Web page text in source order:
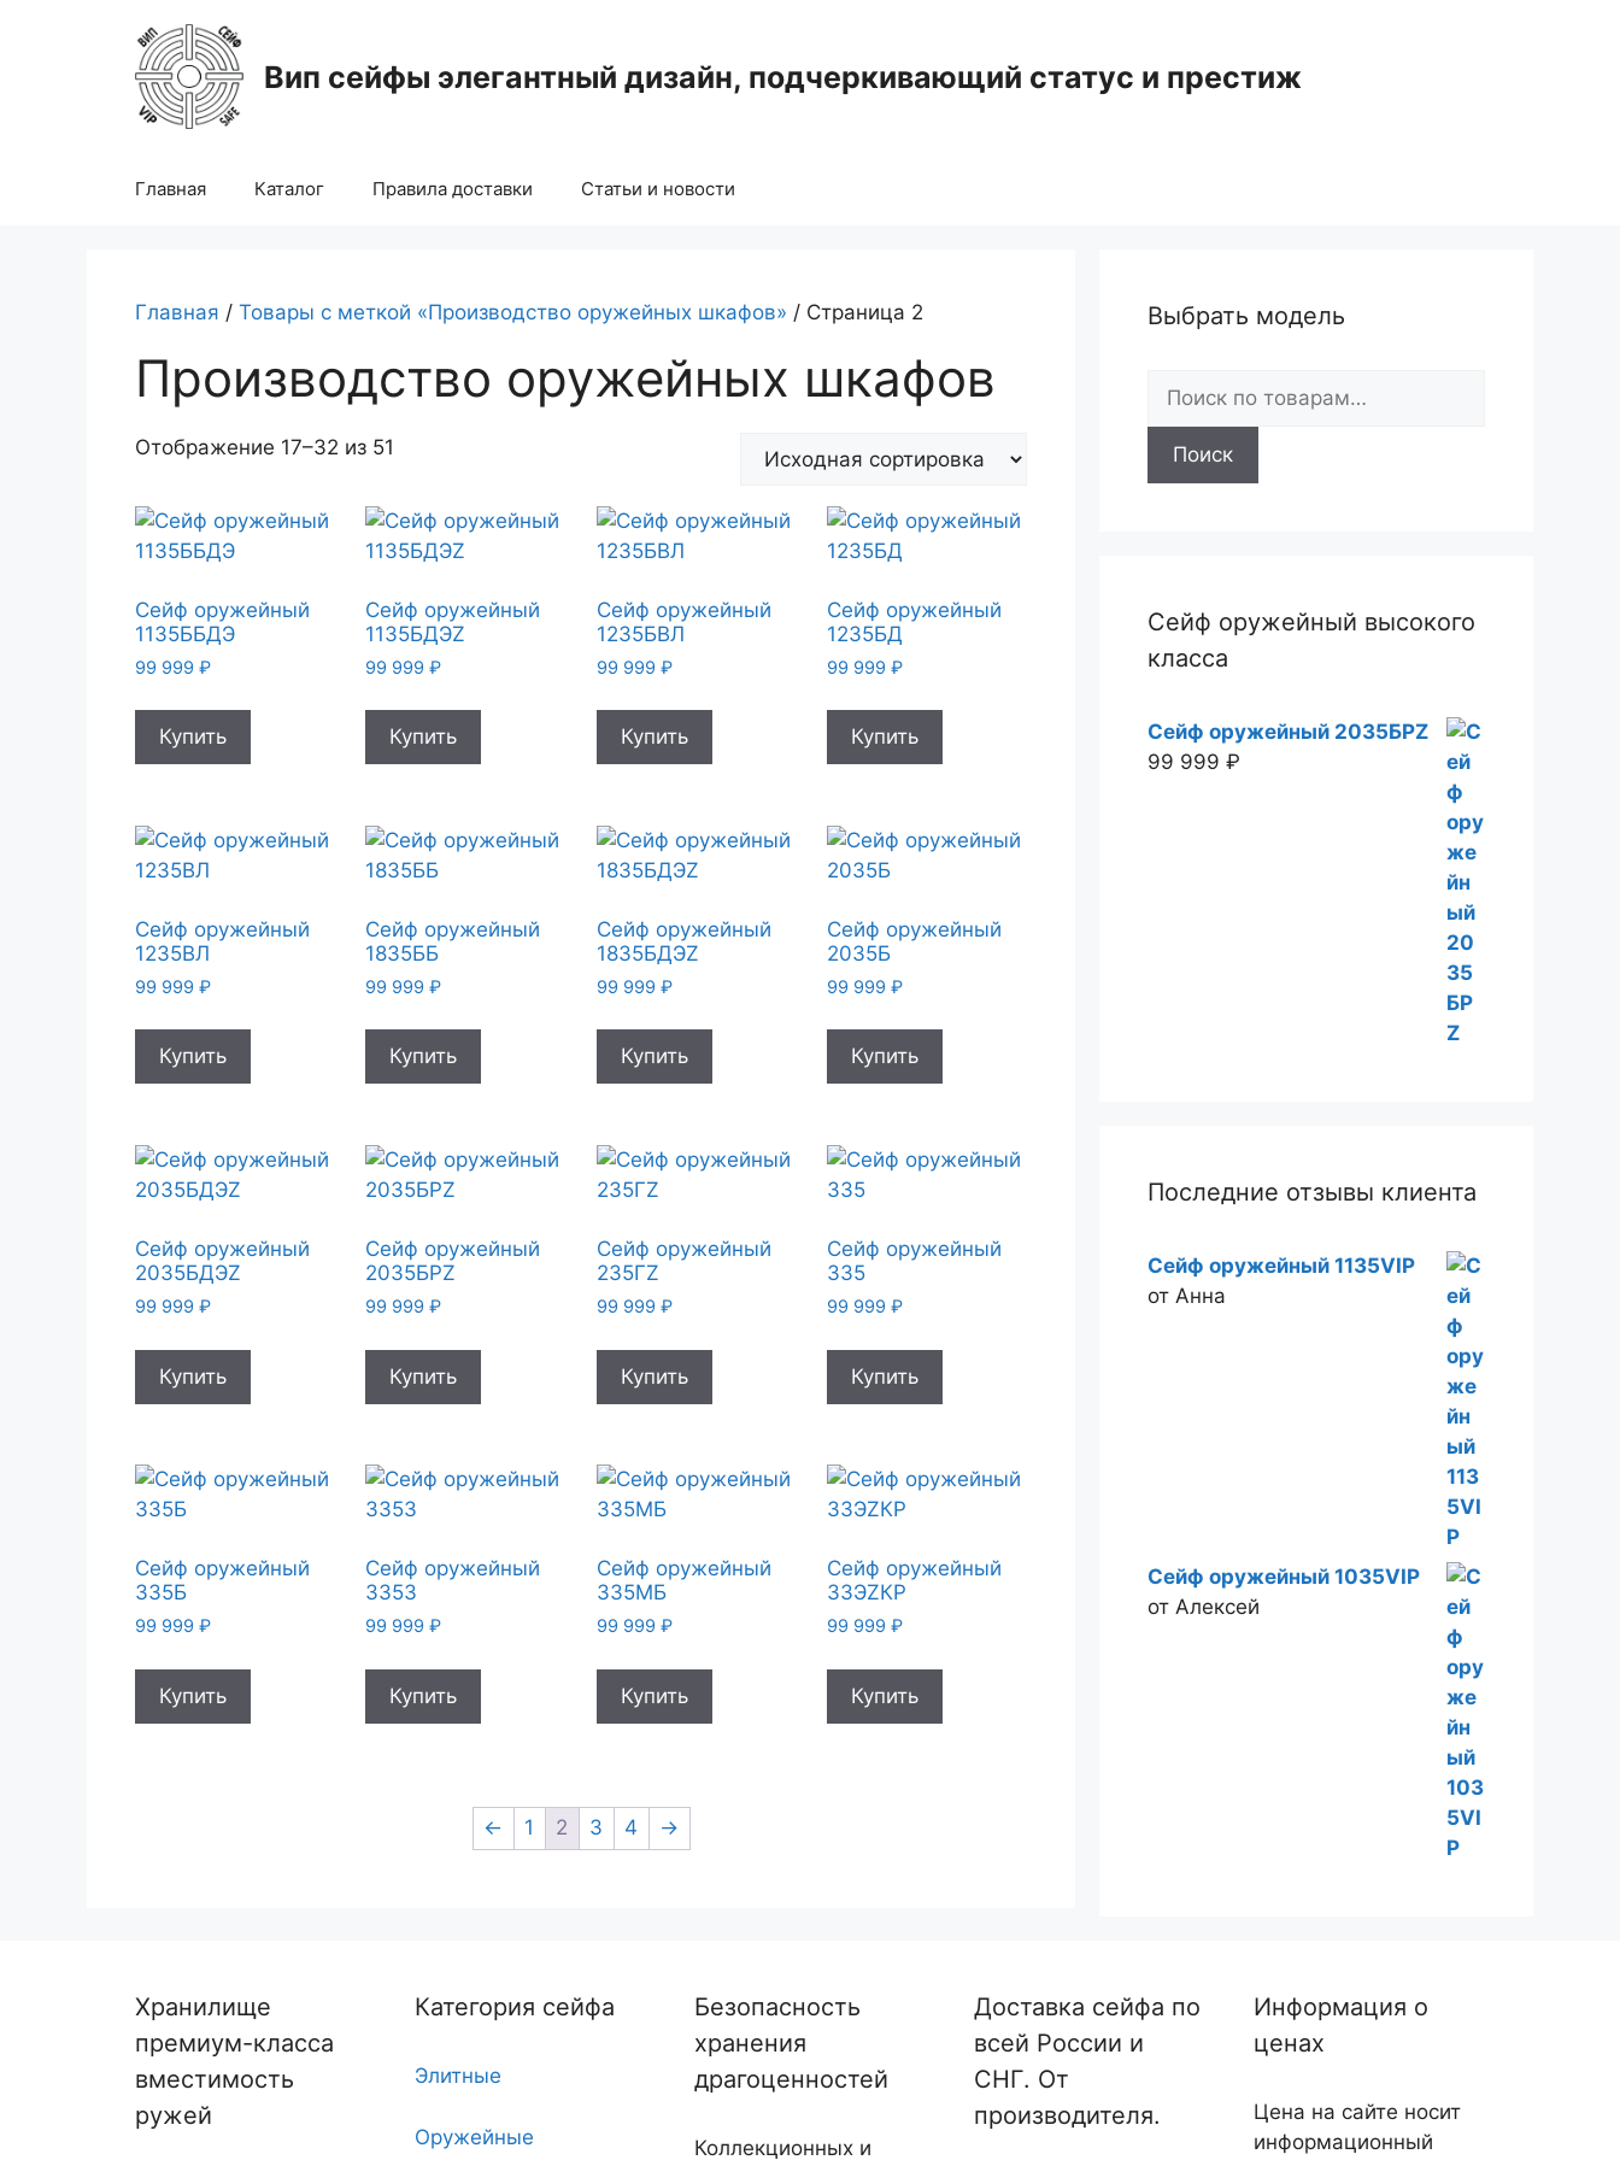
содержимому
Вип сейфы элегантный дизайн, подчеркивающий статус и престиж
Главная Каталог Правила доставки Статьи и новости
Главная / Товары с меткой «Производство оружейных шкафов» / Страница 2
Производство оружейных шкафов
Отображение 17–32 из 51
Сейф оружейный
1135ББДЭ
99 999 ₽
Купить
Сейф оружейный
1135БДЭZ
99 999₽
Купить
Сейф оружейный
1235БВЛ
99 999 ₽
Купить
Сейф оружейный
1235БД
99 999 ₽
Купить
Сейф оружейный
1235ВЛ
99 999 ₽
Купить
Сейф оружейный
1835ББ
99 999₽
Купить
Сейф оружейный
1835БДЭZ
99 999 ₽
Купить
Сейф оружейный
2035Б
99 999 ₽
Купить
Сейф оружейный
2035БДЭZ
99 999 ₽
Купить
Сейф оружейный
2035БРZ
99 999₽
Купить
Сейф оружейный
235ГZ
99 999 ₽
Купить
Сейф оружейный
335
99 999 ₽
Купить
Сейф оружейный
335Б
99 999 ₽
Купить
Сейф оружейный
335З
99 999₽
Купить
Сейф оружейный
335МБ
99 999 ₽
Купить
Сейф оружейный
33ЭZКР
99 999 ₽
Купить
← 1 2 3 4 →
Выбрать модель
Искать:
Поиск
Сейф оружейный высокого
класса
Сейф оружейный 2035БРZ
99 999 ₽
Последние отзывы клиента
Сейф оружейный 1135VIP
от Анна
Сейф оружейный 1035VIP
от Алексей
Хранилище
премиум-класса
вместимость
ружей
Категория сейфа
Элитные
Оружейные
Безопасность
хранения
драгоценностей
Коллекционных и
Доставка сейфа по
всей России и
СНГ. От
производителя.
Информация о
ценах
Цена на сайте носит
информационный